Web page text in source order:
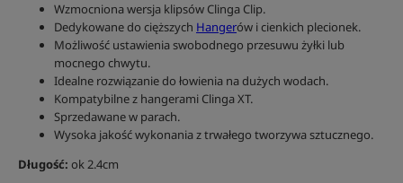
Wzmocniona wersja klipsów Clinga Clip.
Dedykowane do cięższych Hangerów i cienkich plecionek.
Możliwość ustawienia swobodnego przesuwu żyłki lub
mocnego chwytu.
Idealne rozwiązanie do łowienia na dużych wodach.
Kompatybilne z hangerami Clinga XT.
Sprzedawane w parach.
Wysoka jakość wykonania z trwałego tworzywa sztucznego.
Długość: ok 2.4cm